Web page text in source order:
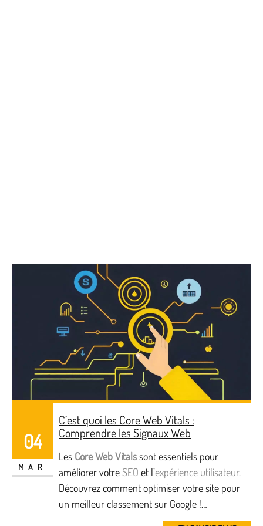
04
MAR
C’est quoi les Core Web Vitals :
Comprendre les Signaux Web
Les Core Web Vitalssont essentiels pour
améliorer votreSEO et l’expérience utilisateur.
Découvrez comment optimiser votre site pour
un meilleur classement sur Google !…